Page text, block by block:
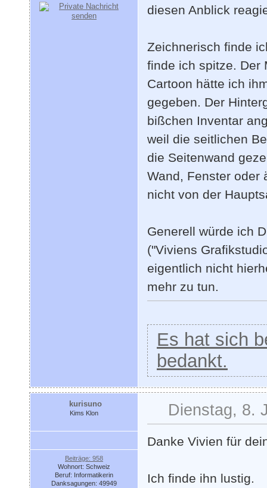
diesen Anblick
Zeichnerisch finde
finde ich spitze. Der
Cartoon hätte ich
gegeben. Der
bißchen Inventar
weil die seitlichen
die Seitenwand
Wand, Fenster oder
nicht von der
Generell würde ich
("Viviens
eigentlich nicht
mehr zu tun.
Es hat sich
bedankt.
kurisuno
Kims Klon
Beiträge: 958
Wohnort: Schweiz
Beruf: Informatikerin
Danksagungen: 49949
Dienstag, 8.
Danke Vivien für
Ich finde ihn lustig.